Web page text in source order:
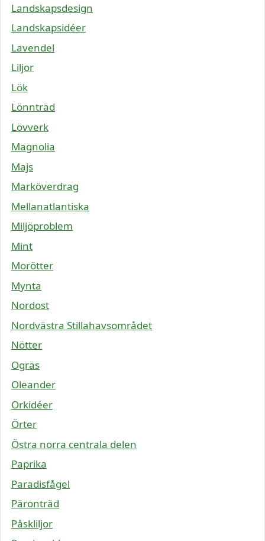
Landskapsdesign
Landskapsidéer
Lavendel
Liljor
Lök
Lönnträd
Lövverk
Magnolia
Majs
Marköverdrag
Mellanatlantiska
Miljöproblem
Mint
Morötter
Mynta
Nordost
Nordvästra Stillahavsområdet
Nötter
Ogräs
Oleander
Orkidéer
Örter
Östra norra centrala delen
Paprika
Paradisfågel
Päronträd
Påskliljor